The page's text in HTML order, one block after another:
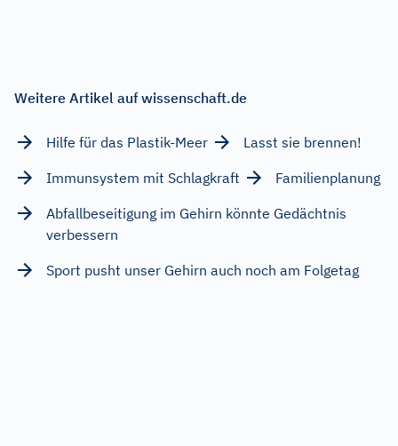
Weitere Artikel auf wissenschaft.de
Hilfe für das Plastik-Meer
Lasst sie brennen!
Immunsystem mit Schlagkraft
Familienplanung
Abfallbeseitigung im Gehirn könnte Gedächtnis
verbessern
Sport pusht unser Gehirn auch noch am Folgetag